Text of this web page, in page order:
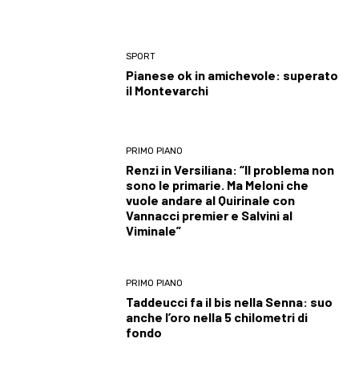
SPORT
Pianese ok in amichevole: superato
il Montevarchi
PRIMO PIANO
Renzi in Versiliana: “Il problema non
sono le primarie. Ma Meloni che
vuole andare al Quirinale con
Vannacci premier e Salvini al
Viminale”
PRIMO PIANO
Taddeucci fa il bis nella Senna: suo
anche l’oro nella 5 chilometri di
fondo